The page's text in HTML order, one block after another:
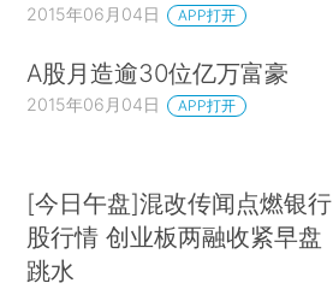
2015年06月04日 APP打开
A股月造逾30位亿万富豪
2015年06月04日 APP打开
[今日午盘]混改传闻点燃银行
股行情 创业板两融收紧早盘
跳水